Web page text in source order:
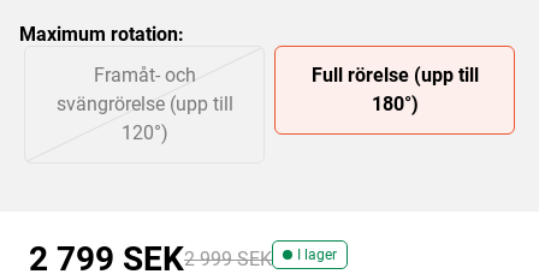
Maximum rotation:
Framåt- och
svängrörelse (upp till
120°)
Full rörelse (upp till
180°)
I lager
2 799 SEK2 999 SEK